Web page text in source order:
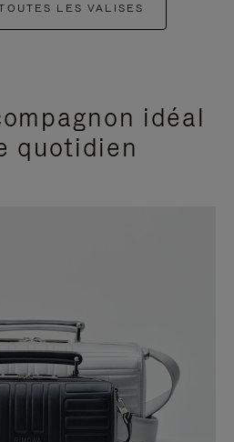
LES VALISES
idéal
quotidien